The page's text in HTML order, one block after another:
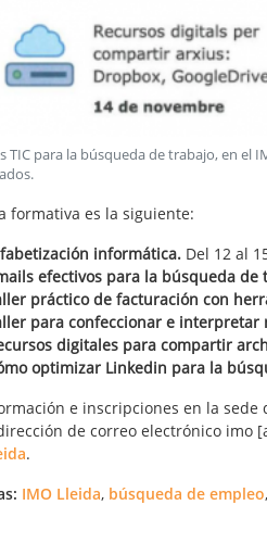
TIC para la búsqueda de trabajo, en el
.
formativa es la siguiente:
informática. Del 12 al
efectivos para la búsqueda de
práctico de facturación con
para confeccionar e interpretar
digitales para compartir
optimizar Linkedin para la
e inscripciones en la sede
de correo electrónico imo
.
IMO Lleida, búsqueda de empleo,